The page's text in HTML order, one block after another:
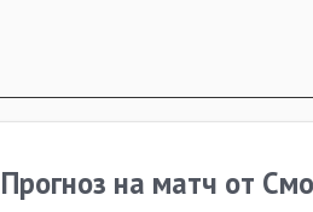
Прогноз на матч от